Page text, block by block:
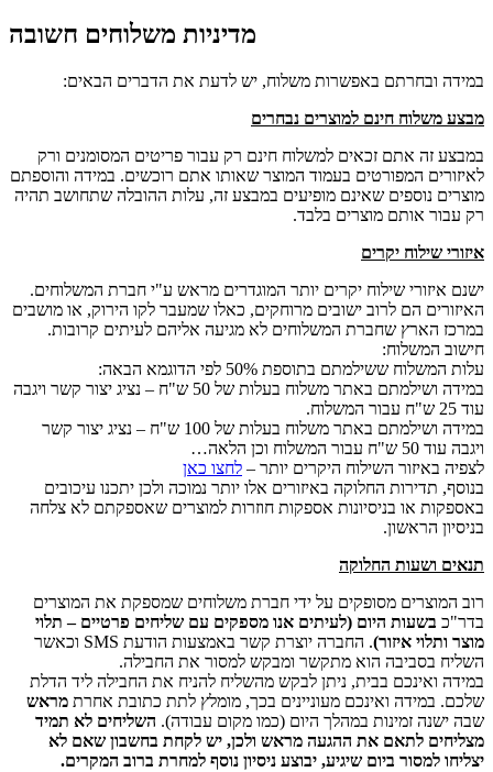
מדיניות משלוחים חשובה
במידה ובחרתם באפשרות משלוח, יש לדעת את הדברים הבאים:
מבצע משלוח חינם למוצרים נבחרים
במבצע זה אתם זכאים למשלוח חינם רק עבור פריטים המסומנים ורק
לאיזורים המפורטים בעמוד המוצר שאותו אתם רוכשים. במידה והוספתם
מוצרים נוספים שאינם מופיעים במבצע זה, עלות ההובלה שתחושב תהיה
רק עבור אותם מוצרים בלבד.
איזורי שילוח יקרים
ישנם איזורי שילוח יקרים יותר המוגדרים מראש ע"י חברת המשלוחים.
האיזורים הם לרוב ישובים מרוחקים, כאלו שמעבר לקו הירוק, או מושבים
במרכז הארץ שחברת המשלוחים לא מגיעה אליהם לעיתים קרובות.
חישוב המשלוח:
עלות המשלוח ששילמתם בתוספת 50% לפי הדוגמא הבאה:
במידה ושילמתם באתר משלוח בעלות של 50 ש"ח – נציג יצור קשר ויגבה
עוד 25 ש"ח עבור המשלוח.
במידה ושילמתם באתר משלוח בעלות של 100 ש"ח – נציג יצור קשר
ויגבה עוד 50 ש"ח עבור המשלוח וכן הלאה…
לצפיה באיזור השילוח היקרים יותר – לחצו כאן
בנוסף, תדירות החלוקה באיזורים אלו יותר נמוכה ולכן יתכנו עיכובים
באספקות או בניסיונות אספקות חוזרות למוצרים שאספקתם לא צלחה
בניסיון הראשון.
תנאים ושעות החלוקה
רוב המוצרים מסופקים על ידי חברת משלוחים שמספקת את המוצרים
בדר"כ בשעות היום (לעיתים אנו מספקים עם שליחים פרטיים – תלוי
מוצר ותלוי איזור)
. החברה יוצרת קשר באמצעות הודעת SMS וכאשר
השליח בסביבה הוא מתקשר ומבקש למסור את החבילה.
במידה ואינכם בבית, ניתן לבקש מהשליח להניח את החבילה ליד הדלת
שלכם. במידה ואינכם מעוניינים בכך, מומלץ לתת כתובת אחרת מראש
שבה ישנה זמינות במהלך היום (כמו מקום עבודה). השליחים לא תמיד
מצליחים לתאם את ההגעה מראש ולכן, יש לקחת בחשבון שאם לא
יצליחו למסור ביום שיגיע, יבוצע ניסיון נוסף למחרת ברוב המקרים.